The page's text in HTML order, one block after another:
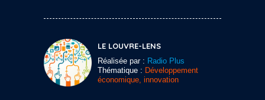
LE LOUVRE-LENS
Réalisée par : Radio Plus
Thématique : Développement
économique, innovation